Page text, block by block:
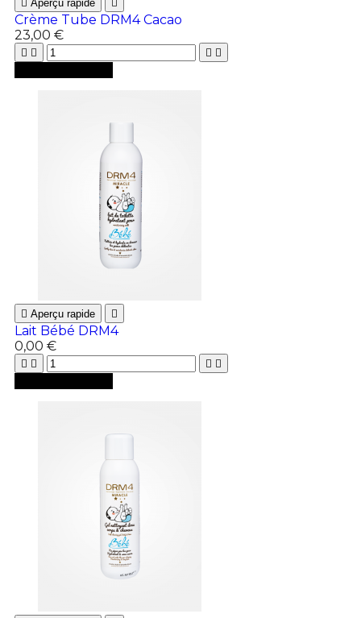
 Aperçu rapide 
Crème Tube DRM4 Cacao
23,00 €
   
 Aperçu rapide 
Lait Bébé DRM4
0,00 €
   